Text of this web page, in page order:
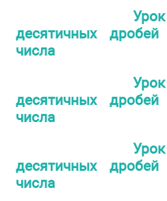
десятичных
числа
десятичных
числа
десятичных
числа